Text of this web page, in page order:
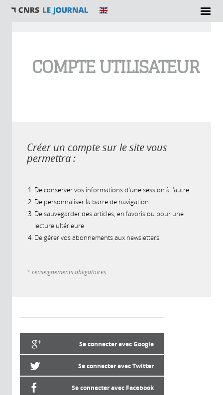
COMPTE UTILISATEUR
Créer un compte sur le site vous
permettra :
De conserver vos informations d'une session à l'autre
De personnaliser la barre de navigation
De sauvegarder des articles, en favoris ou pour une
lecture ultérieure
De gérer vos abonnements aux newsletters
* renseignements obligatoires
Se connecter avec Google
Se connecter avec Twitter
Se connecter avec Facebook